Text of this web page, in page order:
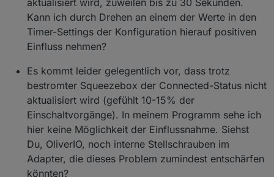
aktualisiert wird, zuweilen bis zu 30 Sekunden.
Kann ich durch Drehen an einem der Werte in den
Timer-Settings der Konfiguration hierauf positiven
Einfluss nehmen?
Es kommt leider gelegentlich vor, dass trotz
bestromter Squeezebox der Connected-Status nicht
aktualisiert wird (gefühlt 10-15% der
Einschaltvorgänge). In meinem Programm sehe ich
hier keine Möglichkeit der Einflussnahme. Siehst
Du, OliverIO, noch interne Stellschrauben im
Adapter, die dieses Problem zumindest entschärfen
könnten?